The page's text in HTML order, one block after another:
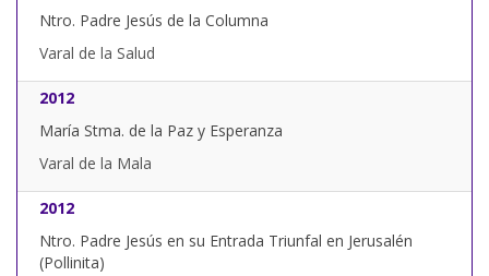
Ntro. Padre Jesús de la Columna
Varal de la Salud
2012
María Stma. de la Paz y Esperanza
Varal de la Mala
2012
Ntro. Padre Jesús en su Entrada Triunfal en Jerusalén
(Pollinita)